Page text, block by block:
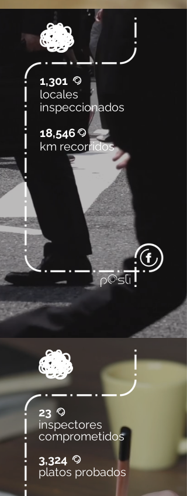
1,301 @
locales
inspeccionados
18,546@
km recorridos
23 @
inspectores
comprometidos
3,324 @
platos probados